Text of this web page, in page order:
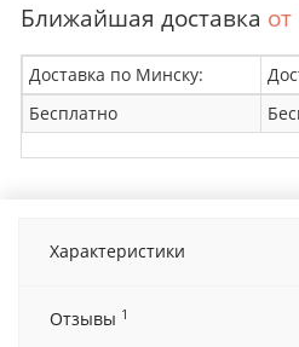
Ближайшая доставка
Доставка по Минску:
Бесплатно
Характеристики
Отзывы 1